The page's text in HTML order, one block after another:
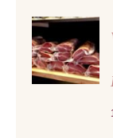
AJOUTER
AU
PANIER
/
DÉTAILS